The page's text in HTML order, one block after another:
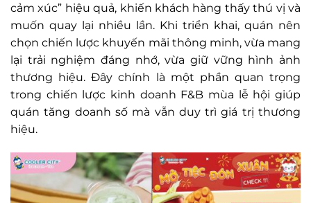
cảm xúc” hiệu quả, khiến khách hàng thấy thú vị và
muốn quay lại nhiều lần. Khi triển khai, quán nên
chọn chiến lược khuyến mãi thông minh, vừa mang
lại trải nghiệm đáng nhớ, vừa giữ vững hình ảnh
thương hiệu. Đây chính là một phần quan trọng
trong chiến lược kinh doanh F&B mùa lễ hội giúp
quán tăng doanh số mà vẫn duy trì giá trị thương
hiệu.